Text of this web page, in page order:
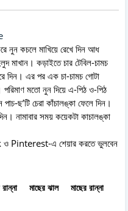
নুন কচলে মাখিয়ে রেখে দিন আধ
মাখান। কড়াইতে চার টেবিল-চামচ
দিন। এর পর এক চা-চামচ গোটা
পরিমাণ মতো নুন দিয়ে এ-পিঠ ও-পিঠ
ছ’টি চেরা কাঁচালঙ্কা ফেলে দিন।
নামাবার সময় কয়েকটা কাচালঙ্কা
ও Pinterest-এ শেয়ার করতে ভুলবেন
মাছের ঝাল
মাছের রান্না